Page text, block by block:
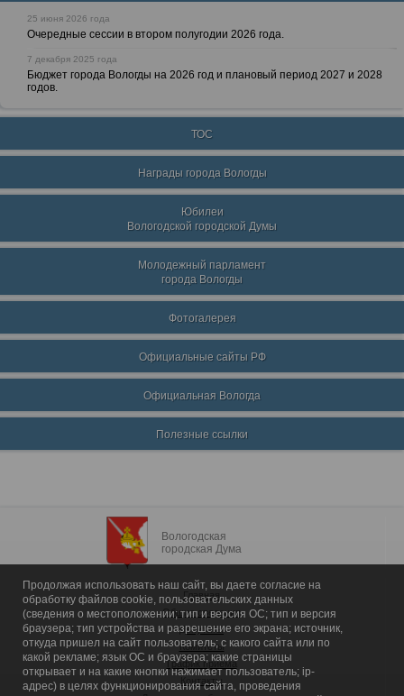
25 июня 2026 года
Очередные сессии в втором полугодии 2026 года.
7 декабря 2025 года
Бюджет города Вологды на 2026 год и плановый период 2027 и 2028
годов.
ТОС
Награды города Вологды
Юбилеи
Вологодской городской Думы
Молодежный парламент
города Вологды
Фотогалерея
Официальные сайты РФ
Официальная Вологда
Полезные ссылки
Вологодская
городская Дума
Главная
Общие сведения
Депутаты
Комитеты
График приема
Контакты
Продолжая использовать наш сайт, вы даете согласие на
обработку файлов cookie, пользовательских данных
(сведения о местоположении; тип и версия ОС; тип и версия
браузера; тип устройства и разрешение его экрана; источник,
откуда пришел на сайт пользователь; с какого сайта или по
какой рекламе; язык ОС и браузера; какие страницы
открывает и на какие кнопки нажимает пользователь; ip-
адрес) в целях функционирования сайта, проведения